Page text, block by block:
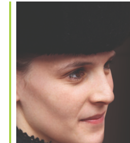
iCalendar Office